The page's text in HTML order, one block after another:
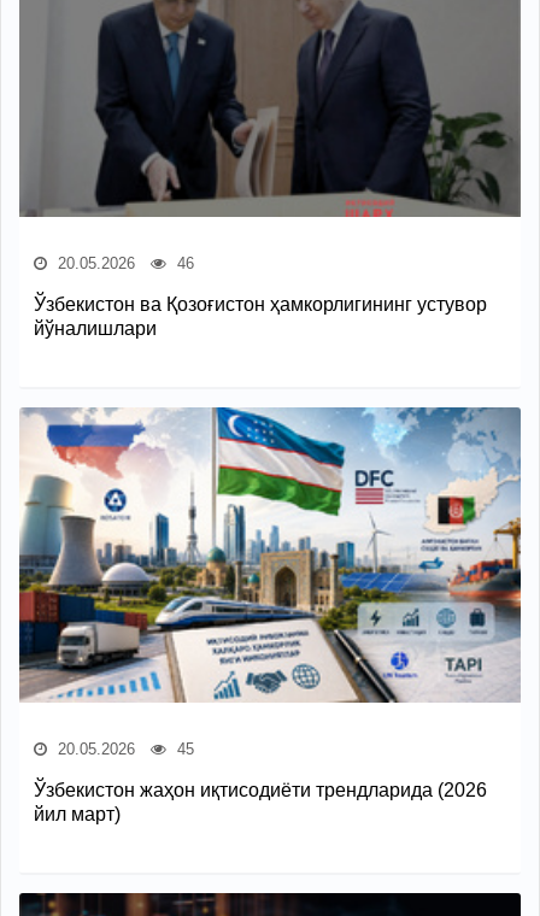
20.05.2026 46
Ўзбекистон ва Қозоғистон ҳамкорлигининг устувор
йўналишлари
20.05.2026 45
Ўзбекистон жаҳон иқтисодиёти трендларида (2026
йил март)